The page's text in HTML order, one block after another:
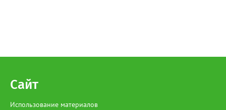
Сайт
Использование материалов